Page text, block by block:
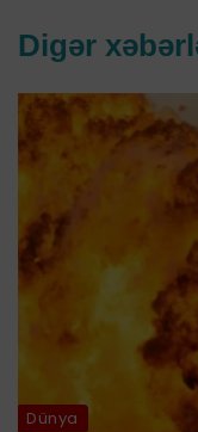
Digər
Dünya